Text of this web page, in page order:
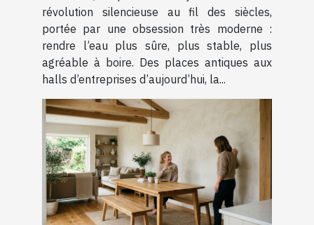
révolution silencieuse au fil des siècles,
portée par une obsession très moderne :
rendre l’eau plus sûre, plus stable, plus
agréable à boire. Des places antiques aux
halls d’entreprises d’aujourd’hui, la...